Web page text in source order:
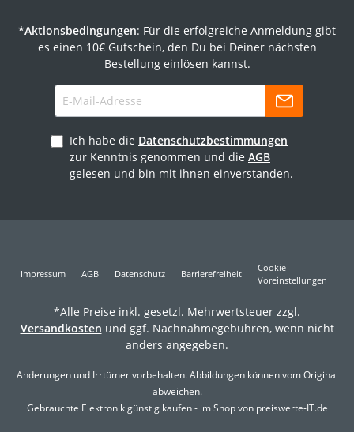
*Aktionsbedingungen: Für die erfolgreiche Anmeldung gibt
es einen 10€ Gutschein, den Du bei Deiner nächsten
Bestellung einlösen kannst.
Ich habe die Datenschutzbestimmungen
zur Kenntnis genommen und die AGB
gelesen und bin mit ihnen einverstanden.
Impressum AGB Datenschutz Barrierefreiheit
Cookie-
Voreinstellungen
*Alle Preise inkl. gesetzl. Mehrwertsteuer zzgl.
Versandkosten und ggf. Nachnahmegebühren, wenn nicht
anders angegeben.
Änderungen und Irrtümer vorbehalten. Abbildungen können vom Original
abweichen.
Gebrauchte Elektronik günstig kaufen - im Shop von preiswerte-IT.de